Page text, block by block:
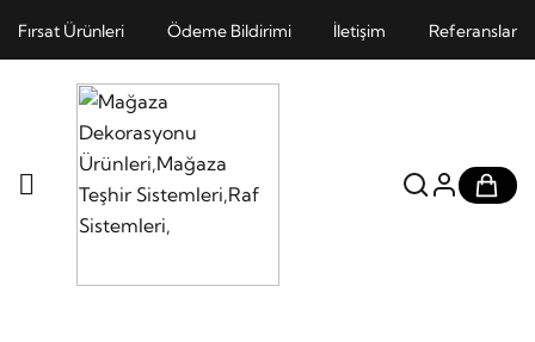
Fırsat Ürünleri Ödeme Bildirimi İletişim Referanslar